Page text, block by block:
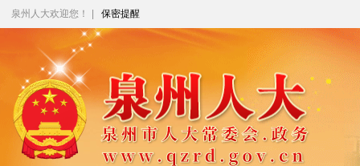
泉州人大欢迎您！ 保密提醒